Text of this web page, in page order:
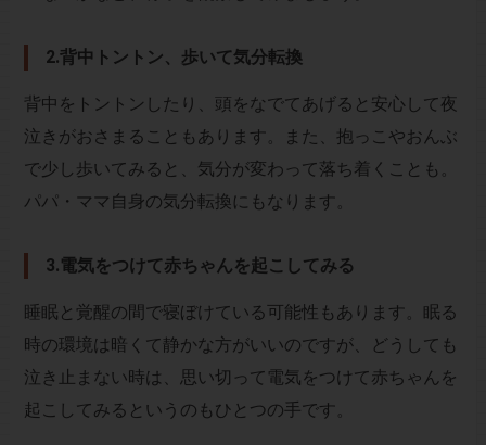
2.背中トントン、歩いて気分転換
背中をトントンしたり、頭をなでてあげると安心して夜
泣きがおさまることもあります。また、抱っこやおんぶ
で少し歩いてみると、気分が変わって落ち着くことも。
パパ・ママ自身の気分転換にもなります。
3.電気をつけて赤ちゃんを起こしてみる
睡眠と覚醒の間で寝ぼけている可能性もあります。眠る
時の環境は暗くて静かな方がいいのですが、どうしても
泣き止まない時は、思い切って電気をつけて赤ちゃんを
起こしてみるというのもひとつの手です。